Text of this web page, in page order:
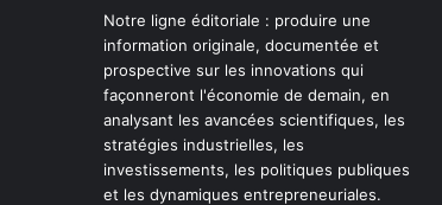
Notre ligne éditoriale : produire une
information originale, documentée et
prospective sur les innovations qui
façonneront l'économie de demain, en
analysant les avancées scientifiques, les
stratégies industrielles, les
investissements, les politiques publiques
et les dynamiques entrepreneuriales.